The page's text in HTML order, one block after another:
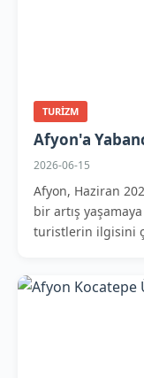
TURIZM
Afyon'a
2026-06-15
Afyon, Haziran
bir artış
turistlerin ilgisini